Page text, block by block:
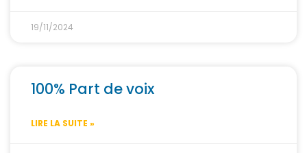
19/11/2024
100% Part de voix
LIRE LA SUITE »